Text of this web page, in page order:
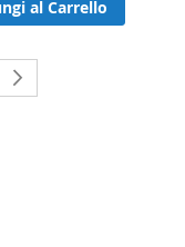
al Carrello
stai leggendo la pagina